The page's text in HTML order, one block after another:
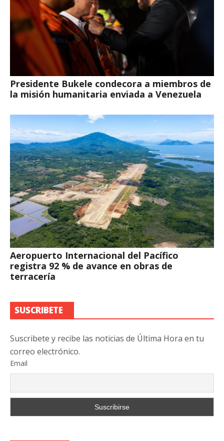
Presidente Bukele condecora a miembros de
la misión humanitaria enviada a Venezuela
Aeropuerto Internacional del Pacífico
registra 92 % de avance en obras de
terracería
SUSCRIBETE
Suscribete y recibe las noticias de Última Hora en tu
correo electrónico.
Email